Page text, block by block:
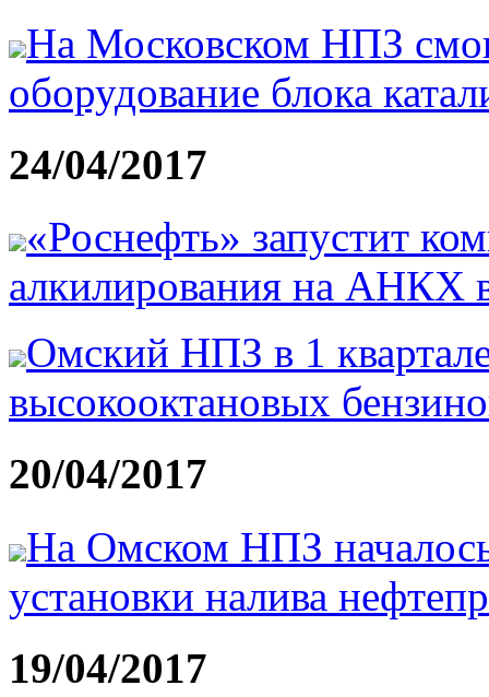
На Московском НПЗ
оборудование блока
24/04/2017
«Роснефть» запустит
алкилирования на АНКХ
Омский НПЗ в 1
высокооктановых
20/04/2017
На Омском НПЗ
установки налива
19/04/2017